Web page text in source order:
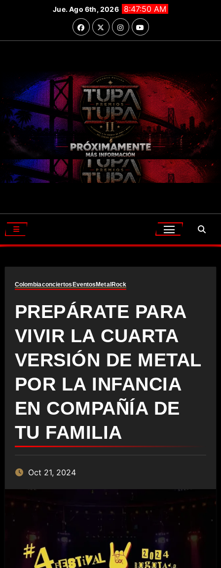
Jue. Ago 6th, 2026 8:47:52 AM
ColombiaconciertosEventosMetalRock
PREPÁRATE PARA
VIVIR LA CUARTA
VERSIÓN DE METAL
POR LA INFANCIA
EN COMPAÑÍA DE
TU FAMILIA
Oct 21, 2024